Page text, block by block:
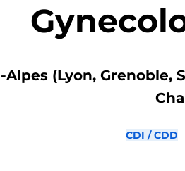
(Lyon, Grenoble,
CDI / CDD